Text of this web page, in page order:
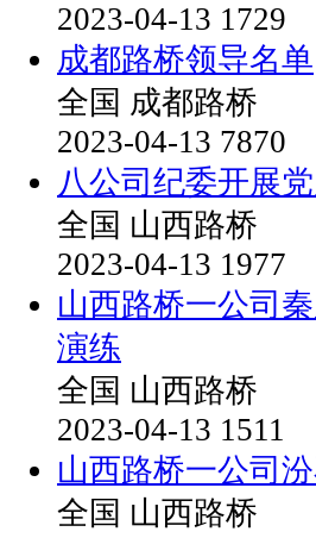
2023-04-13 1729
成都路桥领导名单
全国 成都路桥
2023-04-13 7870
八公司纪委开展
全国 山西路桥
2023-04-13 1977
山西路桥一公司
演练
全国 山西路桥
2023-04-13 1511
山西路桥一公司
全国 山西路桥